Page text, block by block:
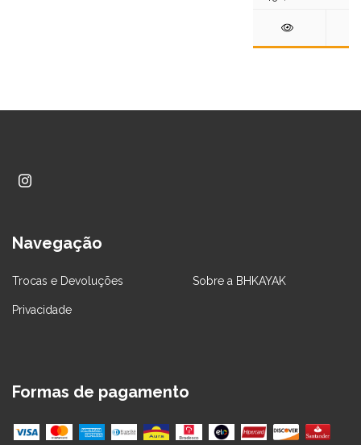
Navegação
Trocas e Devoluções Sobre a BHKAYAK
Privacidade
Formas de pagamento